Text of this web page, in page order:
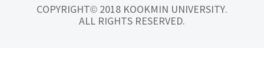
COPYRIGHT© 2018 KOOKMIN UNIVERSITY.
ALL RIGHTS RESERVED.